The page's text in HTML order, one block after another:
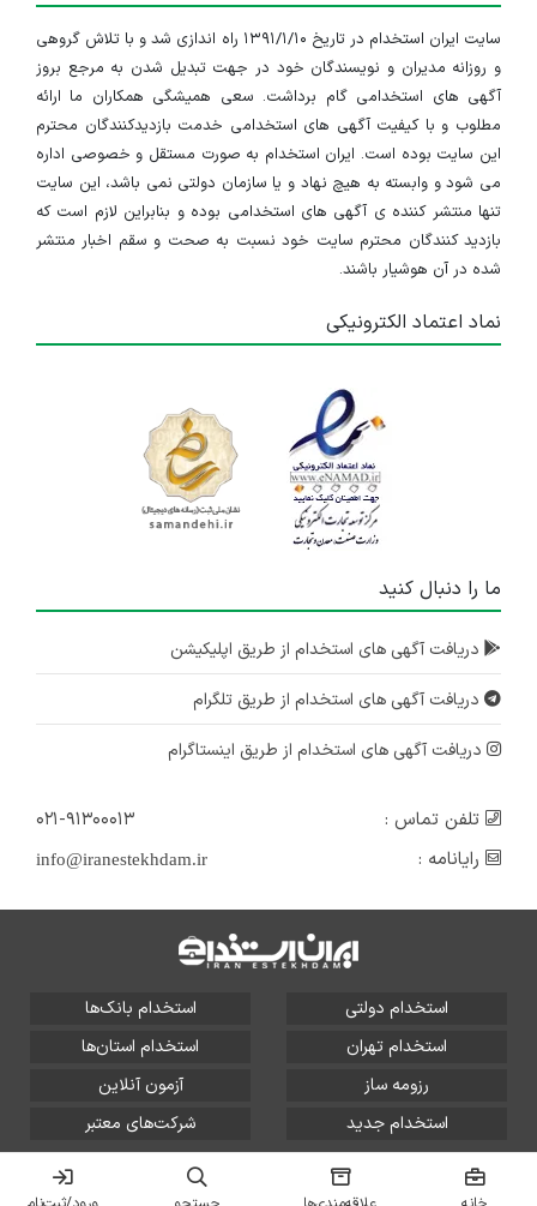
سایت ایران استخدام در تاریخ ۱۳۹۱/۱/۱۰ راه اندازی شد و با تلاش گروهی
و روزانه مدیران و نویسندگان خود در جهت تبدیل شدن به مرجع بروز
آگهی های استخدامی گام برداشت. سعی همیشگی همکاران ما ارائه
مطلوب و با کیفیت آگهی های استخدامی خدمت بازدیدکنندگان محترم
این سایت بوده است. ایران استخدام به صورت مستقل و خصوصی اداره
می شود و وابسته به هیچ نهاد و یا سازمان دولتی نمی باشد، این سایت
تنها منتشر کننده ی آگهی های استخدامی بوده و بنابراین لازم است که
بازدید کنندگان محترم سایت خود نسبت به صحت و سقم اخبار منتشر
شده در آن هوشیار باشند.
نماد اعتماد الکترونیکی
ما را دنبال کنید
دریافت آگهی های استخدام از طریق اپلیکیشن
دریافت آگهی های استخدام از طریق تلگرام
دریافت آگهی های استخدام از طریق اینستاگرام
تلفن تماس :
۰۲۱-۹۱۳۰۰۰۱۳
رایانامه :
info@iranestekhdam.ir
استخدام دولتی
استخدام بانک‌ها
استخدام تهران
استخدام استان‌ها
رزومه ساز
آزمون آنلاین
استخدام جدید
شرکت‌های معتبر
تمامی حقوق این سایت برای آلتین سیستم محفوظ است و هر
گونه سوءاستفاده از آن پیگرد قانونی دارد.